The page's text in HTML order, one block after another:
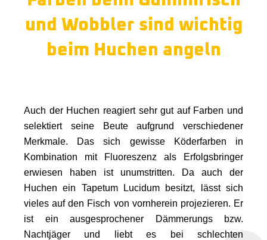
und Wobbler sind wichtig
beim Huchen angeln
Auch der Huchen reagiert sehr gut auf Farben und
selektiert seine Beute aufgrund verschiedener
Merkmale. Das sich gewisse Köderfarben in
Kombination mit Fluoreszenz als Erfolgsbringer
erwiesen haben ist unumstritten. Da auch der
Huchen ein Tapetum Lucidum besitzt, lässt sich
vieles auf den Fisch von vornherein projezieren. Er
ist ein ausgesprochener Dämmerungs bzw.
Nachtjäger und liebt es bei schlechten